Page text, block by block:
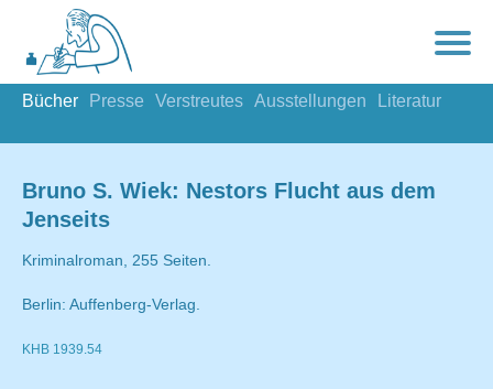
Bücher Presse Verstreutes Ausstellungen Literatur
Bruno S. Wiek: Nestors Flucht aus dem
Jenseits
Kriminalroman, 255 Seiten.
Berlin: Auffenberg-Verlag.
KHB 1939.54